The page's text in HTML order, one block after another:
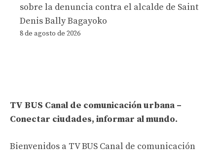
sobre la denuncia contra el alcalde de Saint
Denis Bally Bagayoko
8 de agosto de 2026
TV BUS Canal de comunicación urbana –
Conectar ciudades, informar al mundo.
Bienvenidos a TV BUS Canal de comunicación